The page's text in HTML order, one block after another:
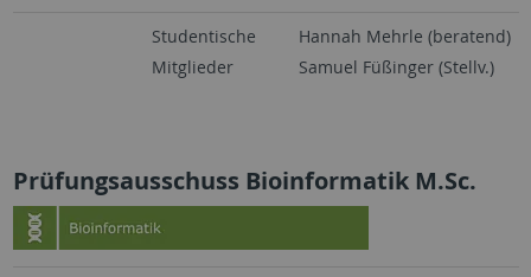
Studentische
Mitglieder
Hannah Mehrle (beratend)
Samuel Füßinger (Stellv.)
Prüfungsausschuss Bioinformatik M.Sc.